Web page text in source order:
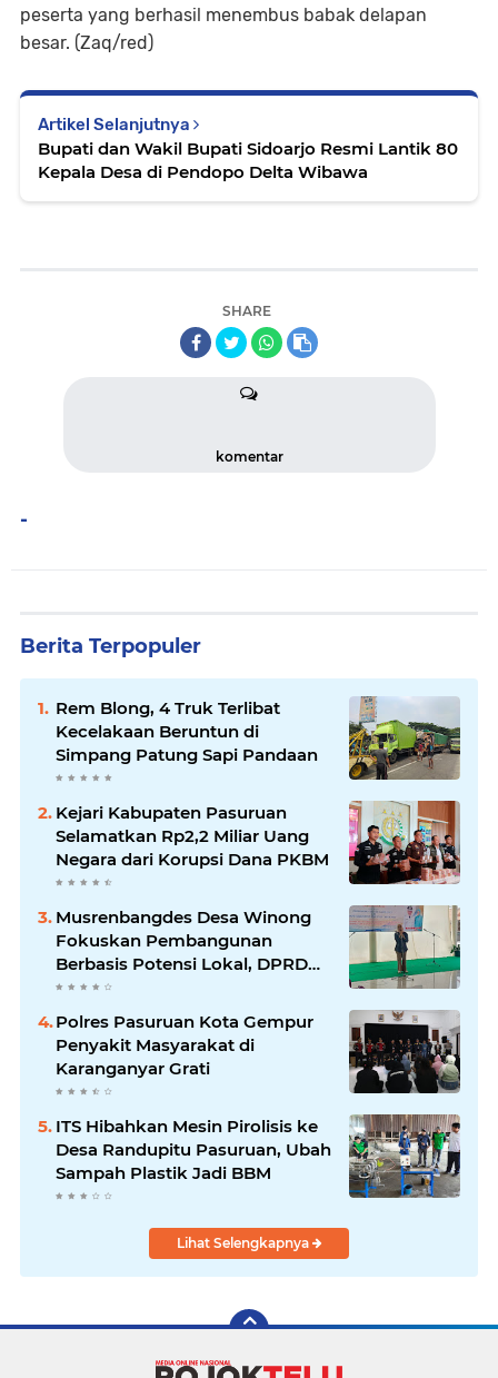
peserta yang berhasil menembus babak delapan
besar. (Zaq/red)
Artikel Selanjutnya
Bupati dan Wakil Bupati Sidoarjo Resmi Lantik 80
Kepala Desa di Pendopo Delta Wibawa
SHARE
komentar
-
Berita Terpopuler
Rem Blong, 4 Truk Terlibat
Kecelakaan Beruntun di
Simpang Patung Sapi Pandaan
Kejari Kabupaten Pasuruan
Selamatkan Rp2,2 Miliar Uang
Negara dari Korupsi Dana PKBM
Musrenbangdes Desa Winong
Fokuskan Pembangunan
Berbasis Potensi Lokal, DPRD
Optimistis Meski Dihantam
Efisiensi Anggaran
Polres Pasuruan Kota Gempur
Penyakit Masyarakat di
Karanganyar Grati
ITS Hibahkan Mesin Pirolisis ke
Desa Randupitu Pasuruan, Ubah
Sampah Plastik Jadi BBM
Lihat Selengkapnya